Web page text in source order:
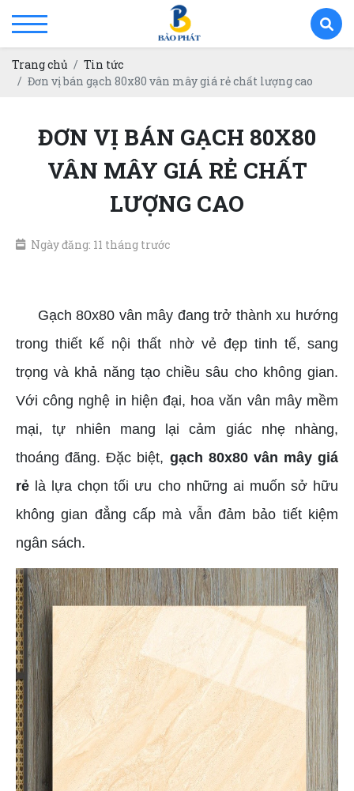
Trang chủ
Tin tức
Đơn vị bán gạch 80x80 vân mây giá rẻ chất lượng cao
ĐƠN VỊ BÁN GẠCH 80X80
VÂN MÂY GIÁ RẺ CHẤT
LƯỢNG CAO
Ngày đăng: 11 tháng trước
Gạch 80x80 vân mây đang trở thành xu hướng
trong thiết kế nội thất nhờ vẻ đẹp tinh tế, sang
trọng và khả năng tạo chiều sâu cho không gian.
Với công nghệ in hiện đại, hoa văn vân mây mềm
mại, tự nhiên mang lại cảm giác nhẹ nhàng,
thoáng đãng. Đặc biệt, gạch 80x80 vân mây giá
rẻ là lựa chọn tối ưu cho những ai muốn sở hữu
không gian đẳng cấp mà vẫn đảm bảo tiết kiệm
ngân sách.